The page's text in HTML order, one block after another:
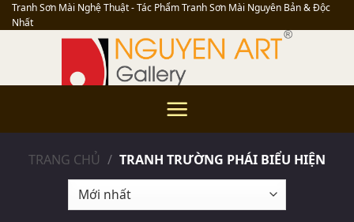
Skip
to
Tranh Sơn Mài Nghệ Thuật - Tác Phẩm Tranh Sơn Mài Nguyên Bản & Độc
Nhất
TRANG CHỦ / TRANH TRƯỜNG PHÁI BIỂU HIỆN